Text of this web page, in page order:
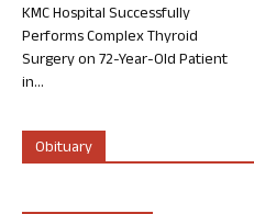
KMC Hospital Successfully
Performs Complex Thyroid
Surgery on 72-Year-Old Patient
in...
Obituary